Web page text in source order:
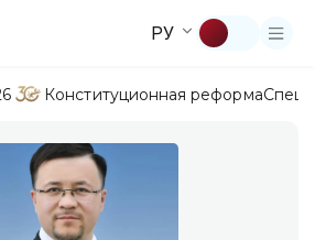
РУ
Конституционная реформа